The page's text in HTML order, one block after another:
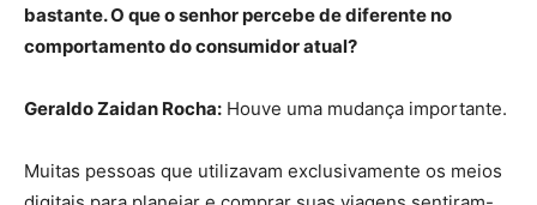
bastante. O que o senhor percebe de diferente no
comportamento do consumidor atual?
Geraldo Zaidan Rocha: Houve uma mudança importante.
Muitas pessoas que utilizavam exclusivamente os meios